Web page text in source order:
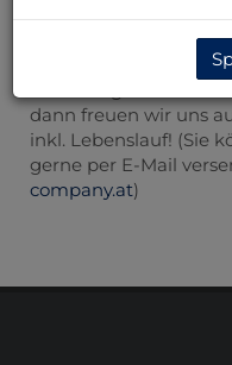
Wenn Sie nicht nur
und interessanten
dann freuen wir uns
inkl. Lebenslauf! (Sie
gerne per E-Mail
company.at)